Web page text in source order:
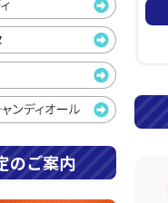
のご案内